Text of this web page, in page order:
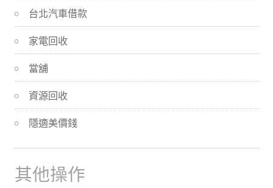
台北汽車借款
家電回收
當舖
資源回收
隱適美價錢
其他操作